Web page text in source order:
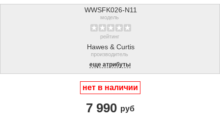
WWSFK026-N11
модель
рейтинг
Hawes & Curtis
производитель
еще атрибуты
нет в наличии
7 990 руб